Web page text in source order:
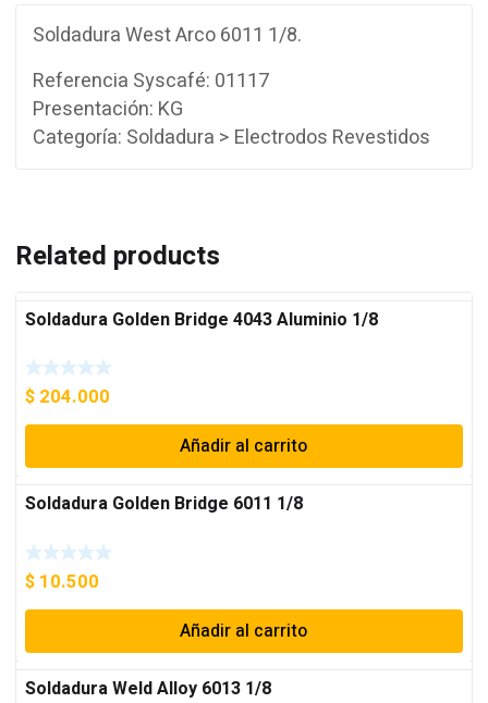
Soldadura West Arco 6011 1/8.
Referencia Syscafé: 01117
Presentación: KG
Categoría: Soldadura > Electrodos Revestidos
Related products
Soldadura Golden Bridge 4043 Aluminio 1/8
$ 204.000
Añadir al carrito
Soldadura Golden Bridge 6011 1/8
$ 10.500
Añadir al carrito
Soldadura Weld Alloy 6013 1/8